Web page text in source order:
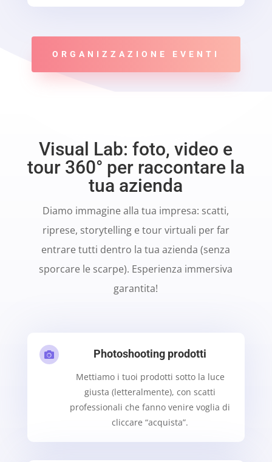
ORGANIZZAZIONE EVENTI
Visual Lab: foto, video e
tour 360° per raccontare la
tua azienda
Diamo immagine alla tua impresa: scatti,
riprese, storytelling e tour virtuali per far
entrare tutti dentro la tua azienda (senza
sporcare le scarpe). Esperienza immersiva
garantita!
 Photoshooting prodotti
Mettiamo i tuoi prodotti sotto la luce
giusta (letteralmente), con scatti
professionali che fanno venire voglia di
cliccare “acquista”.